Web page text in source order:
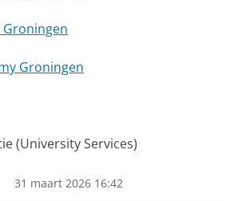
Groningen
Groningen
(University Services)
31 maart 2026 16:42